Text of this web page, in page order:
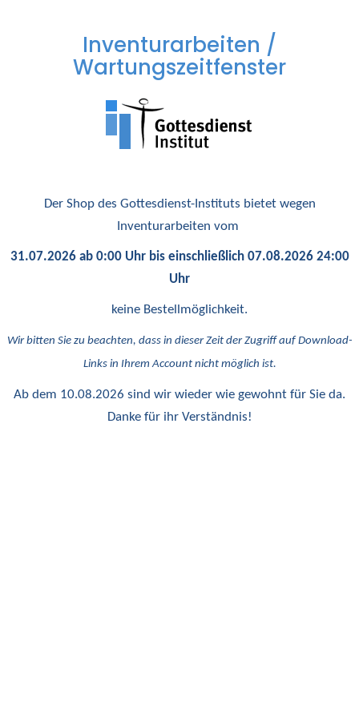
Inventurarbeiten /
Wartungszeitfenster
Der Shop des Gottesdienst-Instituts bietet wegen
Inventurarbeiten vom
31.07.2026 ab 0:00 Uhr bis einschließlich 07.08.2026 24:00
Uhr
keine Bestellmöglichkeit.
Wir bitten Sie zu beachten, dass in dieser Zeit der Zugriff auf Download-
Links in Ihrem Account nicht möglich ist.
Ab dem 10.08.2026 sind wir wieder wie gewohnt für Sie da.
Danke für ihr Verständnis!